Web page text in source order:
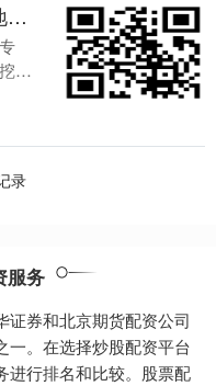
公司配资炒股 财说 | A股成交地量频现，距离地价还有多远？
掘
：
录
服务
证券和北京期货配资公司
一。在选择炒股配资平台
进行排名和比较。股票配